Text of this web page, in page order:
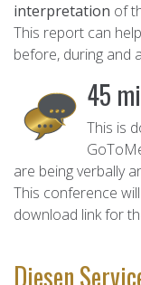
interpretation of
This report can
before, during and
45
This is
are being verbally
This conference
download link for
Diesen